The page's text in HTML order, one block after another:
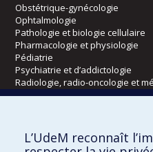
Obstétrique-gynécologie
Ophtalmologie
Pathologie et biologie cellulaire
Pharmacologie et physiologie
Pédiatrie
Psychiatrie et d’addictologie
Radiologie, radio-oncologie et
Kinésiologie et des sciences de
L’UdeM reconnaît